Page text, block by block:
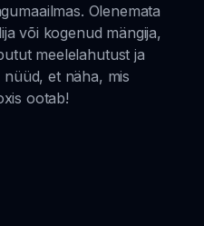
Olenemata
või kogenud mängija,
meelelahutust ja
et näha, mis
ootab!